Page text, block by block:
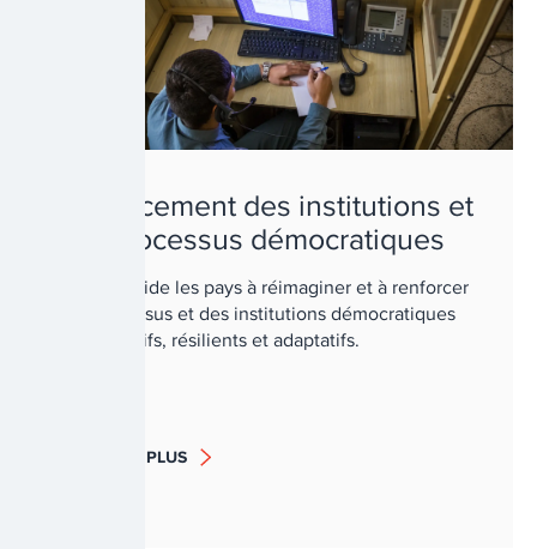
Renforcement des institutions et
des processus démocratiques
Le PNUD aide les pays à réimaginer et à renforcer
des processus et des institutions démocratiques
plus inclusifs, résilients et adaptatifs.
EN SAVOIR PLUS